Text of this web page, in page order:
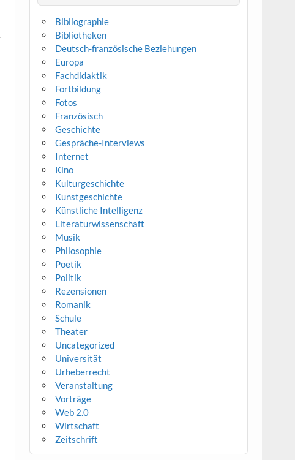
Bibliographie
Bibliotheken
Deutsch-französische Beziehungen
Europa
Fachdidaktik
Fortbildung
Fotos
Französisch
Geschichte
Gespräche-Interviews
Internet
Kino
Kulturgeschichte
Kunstgeschichte
Künstliche Intelligenz
Literaturwissenschaft
Musik
Philosophie
Poetik
Politik
Rezensionen
Romanik
Schule
Theater
Uncategorized
Universität
Urheberrecht
Veranstaltung
Vorträge
Web 2.0
Wirtschaft
Zeitschrift